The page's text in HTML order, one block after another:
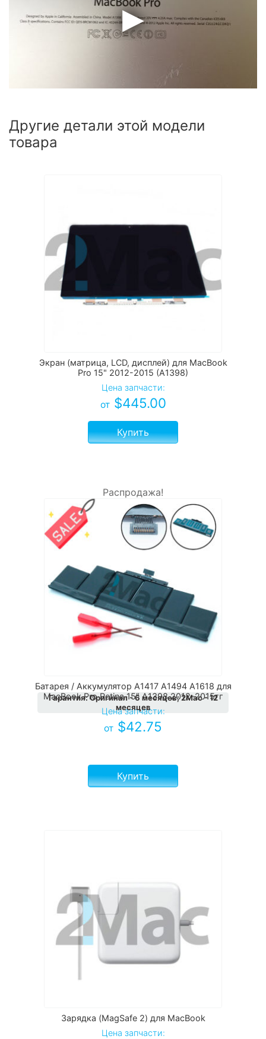
Другие детали этой модели
товара
Экран (матрица, LCD, дисплей) для MacBook
Pro 15" 2012-2015 (A1398)
Цена запчасти:
от $445.00
Купить
Распродажа!
Батарея / Аккумулятор A1417 A1494 A1618 для
MacBook Pro Retina 15″ A1398 2012-2015гг
Цена запчасти:
от $42.75
Гарантия:Оригинал - 6 месяцев; 2Мас - 12
месяцев
Купить
Зарядка (MagSafe 2) для MacBook
Цена запчасти: